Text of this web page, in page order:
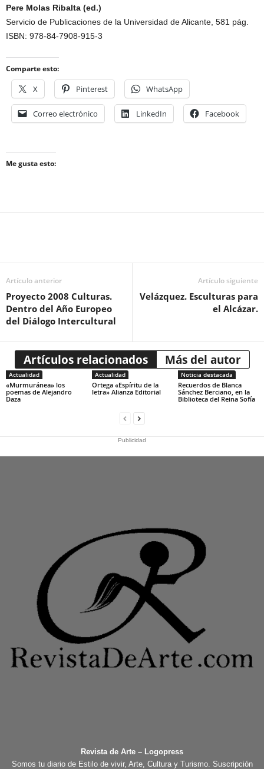
Pere Molas Ribalta (ed.)
Servicio de Publicaciones de la Universidad de Alicante, 581 pág.
ISBN: 978-84-7908-915-3
Comparte esto:
X Pinterest WhatsApp
Correo electrónico LinkedIn Facebook
Me gusta esto:
Artículo anterior
Proyecto 2008 Culturas.
Dentro del Año Europeo
del Diálogo Intercultural
Artículo siguiente
Velázquez. Esculturas para
el Alcázar.
Artículos relacionados Más del autor
Actualidad
«Murmuránea» los
poemas de Alejandro
Daza
Actualidad
Ortega «Espíritu de la
letra» Alianza Editorial
Noticia destacada
Recuerdos de Blanca
Sánchez Berciano, en la
Biblioteca del Reina Sofía
Publicidad
Revista de Arte – Logopress
Somos tu diario de Estilo de vivir, Arte, Cultura y Turismo. Suscripción